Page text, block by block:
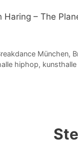
Haring – The
München,
hiphop,